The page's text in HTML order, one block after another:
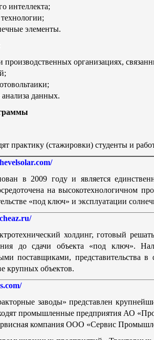
интеллекта;
элементы.
производственных организациях,
данных.
практику (стажировки) студенты и
в 2009 году и является
на высокотехнологичном
«под ключ» и эксплуатации
холдинг, готовый
до сдачи объекта «под ключ».
поставщиками, представительства
крупных объектов.
заводы» представлен
промышленные предприятия АО
компания ООО «Сервис